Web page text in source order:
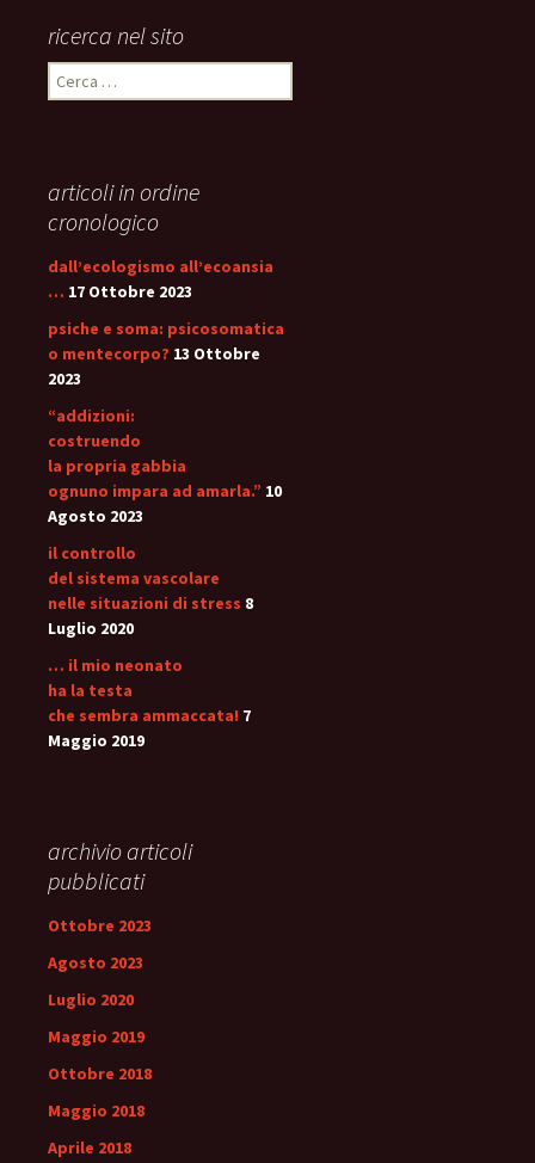
ricerca nel sito
Ricerca
per:
articoli in ordine
cronologico
dall’ecologismo all’ecoansia
… 17 Ottobre 2023
psiche e soma: psicosomatica
o mentecorpo? 13 Ottobre
2023
“addizioni:
costruendo
la propria gabbia
ognuno impara ad amarla.” 10
Agosto 2023
il controllo
del sistema vascolare
nelle situazioni di stress 8
Luglio 2020
… il mio neonato
ha la testa
che sembra ammaccata! 7
Maggio 2019
archivio articoli
pubblicati
Ottobre 2023
Agosto 2023
Luglio 2020
Maggio 2019
Ottobre 2018
Maggio 2018
Aprile 2018